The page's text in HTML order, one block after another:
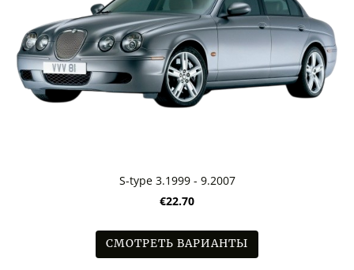
S-type 3.1999 - 9.2007
€22.70
СМОТРЕТЬ ВАРИАНТЫ